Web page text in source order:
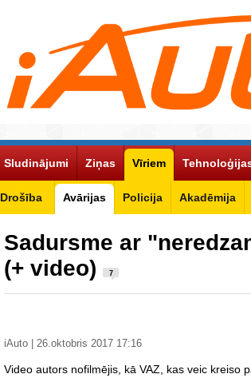
Sludinājumi Ziņas Vīriem
Drošība Avārijas Policija Akadēmija
Sadursme ar
(+ video)
7
iAuto | 26.oktobris 2017 17:16
Video autors nofilmējis, kā VAZ, kas veic kreiso